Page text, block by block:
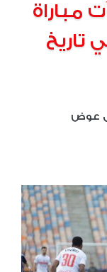
مباراة
تاريخ
عوض